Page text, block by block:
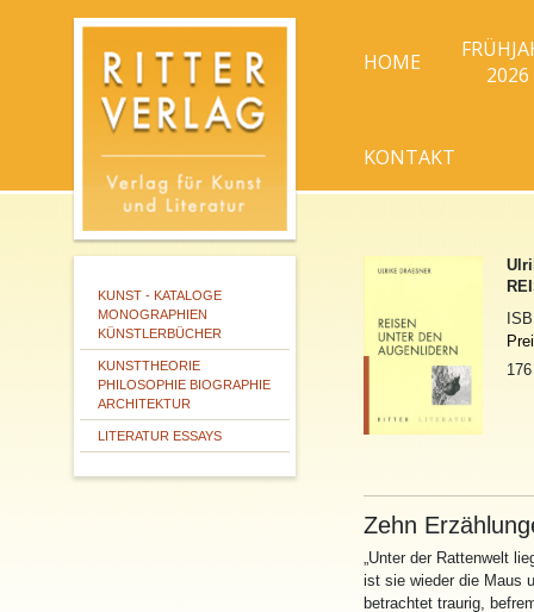
HOME
2026
KONTAKT
KUNST - KATALOGE
MONOGRAPHIEN
KÜNSTLERBÜCHER
KUNSTTHEORIE
PHILOSOPHIE BIOGRAPHIE
ARCHITEKTUR
LITERATUR ESSAYS
Zehn
„Unterder Rattenwelt
ist sie wieder die Maus
betrachtet traurig,